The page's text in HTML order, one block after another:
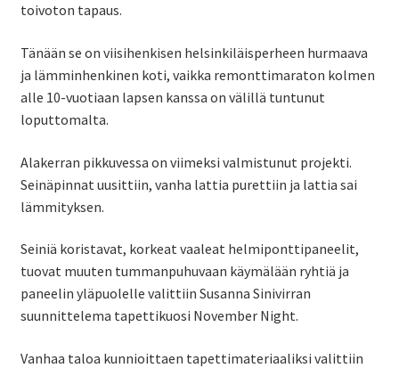
toivoton tapaus.
Tänään se on viisihenkisen helsinkiläisperheen hurmaava
ja lämminhenkinen koti, vaikka remonttimaraton kolmen
alle 10-vuotiaan lapsen kanssa on välillä tuntunut
loputtomalta.
Alakerran pikkuvessa on viimeksi valmistunut projekti.
Seinäpinnat uusittiin, vanha lattia purettiin ja lattia sai
lämmityksen.
Seiniä koristavat, korkeat vaaleat helmiponttipaneelit,
tuovat muuten tummanpuhuvaan käymälään ryhtiä ja
paneelin yläpuolelle valittiin Susanna Sinivirran
suunnittelema tapettikuosi November Night.
Vanhaa taloa kunnioittaen tapettimateriaaliksi valittiin